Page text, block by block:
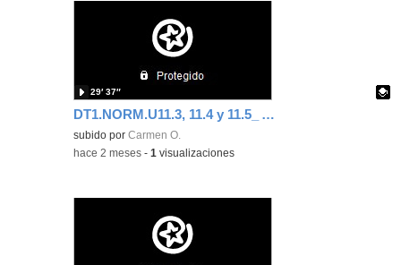
DT1.NORM.U11.3, 11.4 y 11.5_ Acotación, elección de vistas y líneas en DT
Contenido educativo.
subido porCarmen O.
29′ 37″
-hace 2 meses -1 visualizaciones